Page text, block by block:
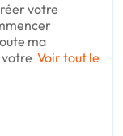
votre
ma
Voir tout le